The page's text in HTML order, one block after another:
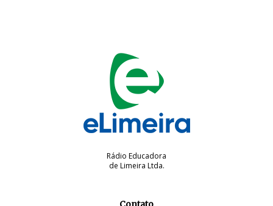
Rádio Educadora
de Limeira Ltda.